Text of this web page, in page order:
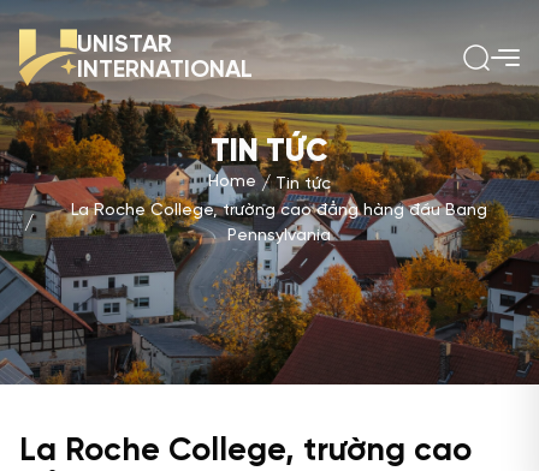
UNISTAR
INTERNATIONAL
TIN TỨC
Home
Tin tức
La Roche College, trường cao đẳng hàng đầu Bang
Pennsylvania
La Roche College, trường cao